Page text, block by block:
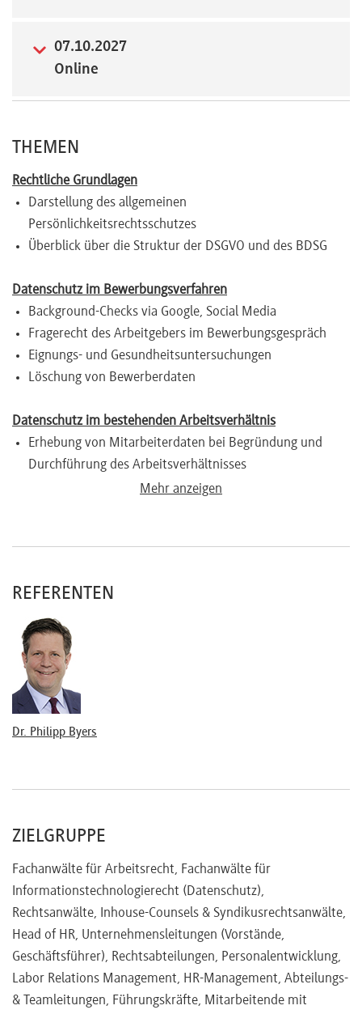
07.10.2027
Online
THEMEN
Rechtliche Grundlagen
Darstellung des allgemeinen
Persönlichkeitsrechtsschutzes
Überblick über die Struktur der DSGVO und des BDSG
Datenschutz im Bewerbungsverfahren
Background-Checks via Google, Social Media
Fragerecht des Arbeitgebers im Bewerbungsgespräch
Eignungs- und Gesundheitsuntersuchungen
Löschung von Bewerberdaten
Datenschutz im bestehenden Arbeitsverhältnis
Erhebung von Mitarbeiterdaten bei Begründung und
Durchführung des Arbeitsverhältnisses
Personalfragebogen und Personalakte
Internet und E-Mail am Arbeitsplatz
Bleibt das TTDSG trotz DSGVO und BDSG anwendbar?
Zugriff auf Mitarbeiter-E-Mails
Auswertung des Internetnutzungsverhalten der
Mitarbeiter
Nutzung von Social Media am Arbeitsplatz
Videoüberwachung
Zeiterfassungs- und Zugangskontrollsysteme
Beschäftigtendatenschutz und betriebliche Mitbestimmung
Mitbestimmungsrechte des Betriebsrats
Betriebsvereinbarung als datenschutzrechtliche
Legitimationsgrundlage nach der DSGVO und des BDSG?
Grenzen der Regelungsbefugnis der Betriebsparteien
Mehr anzeigen
REFERENTEN
Dr. Philipp Byers
ZIELGRUPPE
Fachanwälte für Arbeitsrecht, Fachanwälte für
Informationstechnologierecht (Datenschutz),
Rechtsanwälte, Inhouse-Counsels & Syndikusrechtsanwälte,
Head of HR, Unternehmensleitungen (Vorstände,
Geschäftsführer), Rechtsabteilungen, Personalentwicklung,
Labor Relations Management, HR-Management, Abteilungs-
& Teamleitungen, Führungskräfte, Mitarbeitende mit